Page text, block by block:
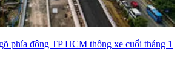
phía đông TP HCM thông xe cuối tháng 1